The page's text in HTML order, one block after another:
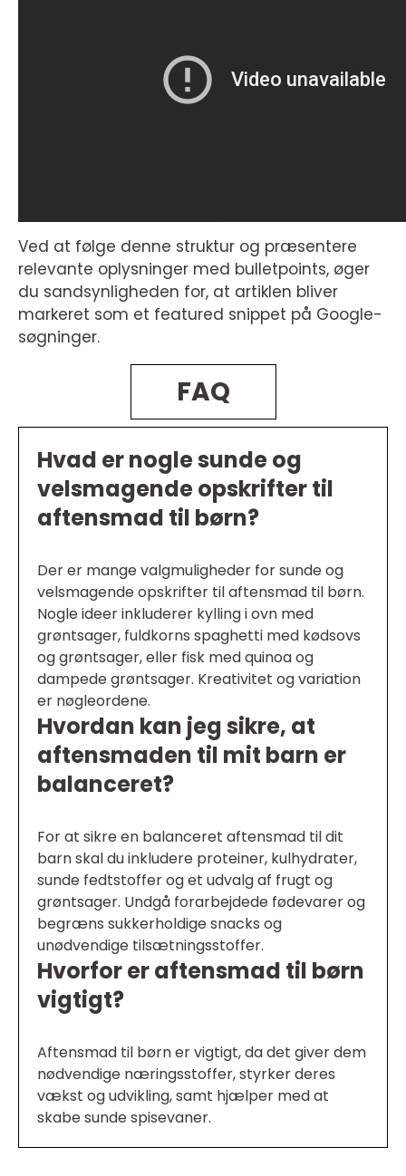
Ved at følge denne struktur og præsentere
relevante oplysninger med bulletpoints, øger
du sandsynligheden for, at artiklen bliver
markeret som et featured snippet på Google-
søgninger.
FAQ
Hvad er nogle sunde og
velsmagende opskrifter til
aftensmad til børn?
Der er mange valgmuligheder for sunde og
velsmagende opskrifter til aftensmad til børn.
Nogle ideer inkluderer kylling i ovn med
grøntsager, fuldkorns spaghetti med kødsovs
og grøntsager, eller fisk med quinoa og
dampede grøntsager. Kreativitet og variation
er nøgleordene.
Hvordan kan jeg sikre, at
aftensmaden til mit barn er
balanceret?
For at sikre en balanceret aftensmad til dit
barn skal du inkludere proteiner, kulhydrater,
sunde fedtstoffer og et udvalg af frugt og
grøntsager. Undgå forarbejdede fødevarer og
begræns sukkerholdige snacks og
unødvendige tilsætningsstoffer.
Hvorfor er aftensmad til børn
vigtigt?
Aftensmad til børn er vigtigt, da det giver dem
nødvendige næringsstoffer, styrker deres
vækst og udvikling, samt hjælper med at
skabe sunde spisevaner.